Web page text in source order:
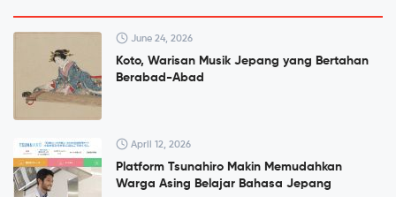
June 24, 2026
Koto, Warisan Musik Jepang yang Bertahan
Berabad-Abad
April 12, 2026
Platform Tsunahiro Makin Memudahkan
Warga Asing Belajar Bahasa Jepang